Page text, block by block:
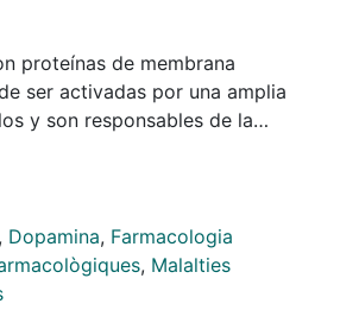
ser activadas por una amplia
y son responsables de la
extracelulares de manera
el 34% de las dianas de los
en la actualidad. Aun así,
la falta de selectividad de los
y de la gran variedad de
, Dopamina, Farmacologia
, Malalties